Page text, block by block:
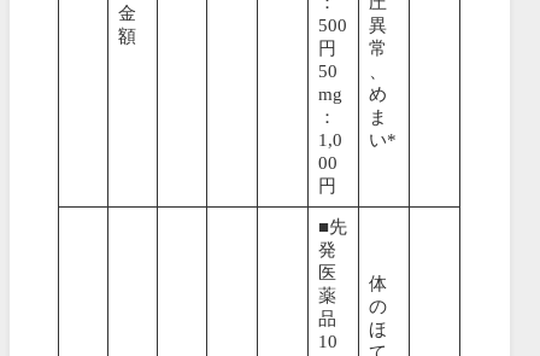
金
額
500
円
50
mg
：
1,0
00
円
異
常
め
ま
い*
■先
発
医
薬
品
10
体
の
ほ
て